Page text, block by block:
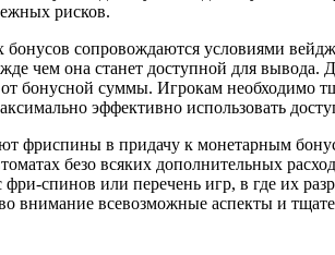
рисков.
сопровождаются условиями
чем она станет доступной для
бонусной суммы. Игрокам необходимо
эффективно использовать
фриспины в придачу к монетарным
безо всяких дополнительных
спинов или перечень игр, в где их
внимание всевозможные аспекты и